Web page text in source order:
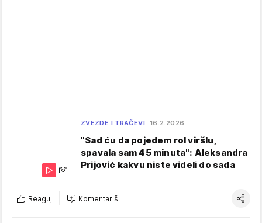
ZVEZDE I TRAČEVI 16.2.2026.
"Sad ću da pojedem rol viršlu,
spavala sam 45 minuta": Aleksandra
Prijović kakvu niste videli do sada
Reaguj Komentariši